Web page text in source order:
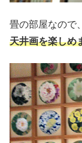
畳の部屋なので
天井画を楽しめ